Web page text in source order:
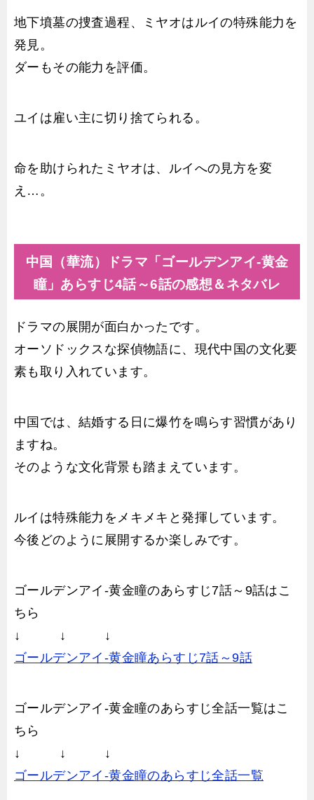
地下墳墓の捜査過程、ミヤオはルイの特殊能力を
発見。
ダーもその能力を評価。
ユイは雇い主に切り捨てられる。
命を助けられたミヤオは、ルイへの見方を変
え…。
中国（華流）ドラマ「ゴールデンアイ-黄金
瞳」あらすじ4話～6話の感想＆ネタバレ
ドラマの展開が面白かったです。
オーソドックスな探偵物語に、現代中国の文化要
素も取り入れています。
中国では、結婚する日に爆竹を鳴らす習慣があり
ますね。
そのような文化背景も踏まえています。
ルイは特殊能力をメキメキと発揮しています。
今後どのように展開するか楽しみです。
ゴールデンアイ-黄金瞳のあらすじ7話～9話はこ
ちら
↓ ↓ ↓
ゴールデンアイ-黄金瞳あらすじ7話～9話
ゴールデンアイ-黄金瞳のあらすじ全話一覧はこ
ちら
↓ ↓ ↓
ゴールデンアイ-黄金瞳のあらすじ全話一覧